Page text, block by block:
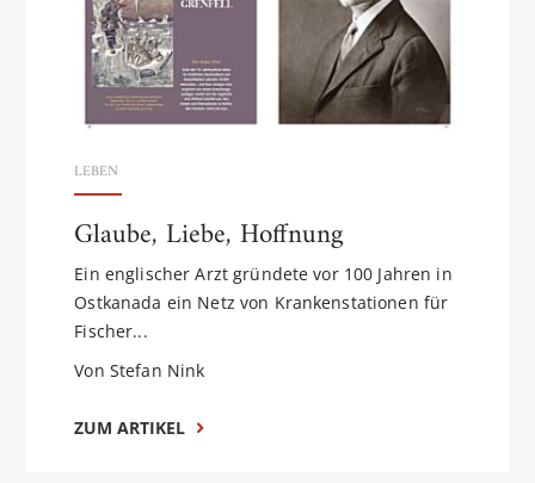
LEBEN
Glaube, Liebe, Hoffnung
Ein englischer Arzt gründete vor 100 Jahren in
Ostkanada ein Netz von Krankenstationen für
Fischer...
Von Stefan Nink
ZUM ARTIKEL